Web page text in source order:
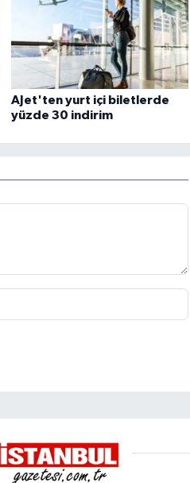
AJet'ten yurt içi biletlerde
yüzde 30 indirim